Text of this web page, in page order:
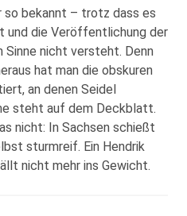
bekannt – trotz dass es
und die Veröffentlichung der
nicht versteht. Denn
hat man die obskuren
an denen Seidel
steht auf dem Deckblatt.
nicht: In Sachsen schießt
sturmreif. Ein Hendrik
nicht mehr ins Gewicht.